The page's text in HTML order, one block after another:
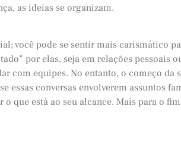
as ideias se organizam.
você pode se sentir mais carismático
por elas, seja em relações pessoais
com equipes. No entanto, o começo da
essas conversas envolverem assuntos
que está ao seu alcance. Mais para o